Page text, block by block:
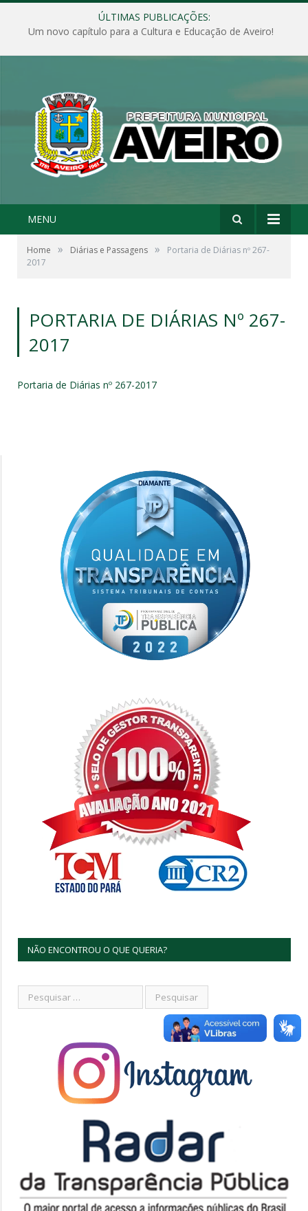
ÚLTIMAS PUBLICAÇÕES:
Um novo capítulo para a Cultura e Educação de Aveiro!
MENU
Home » Diárias e Passagens »
Portaria de Diárias nº 267-
2017
PORTARIA DE DIÁRIAS Nº 267-
2017
Portaria de Diárias nº 267-2017
NÃO ENCONTROU O QUE QUERIA?